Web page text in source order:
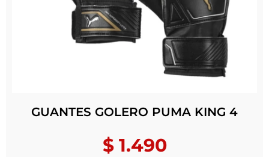
GUANTES GOLERO PUMA KING 4
$1.490